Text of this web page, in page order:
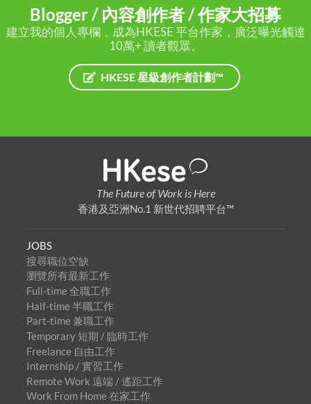
Blogger / 內容創作者 / 作家大招募
建立我的個人專欄，成為HKESE 平台作家，廣泛曝光觸達
10萬+ 讀者觀眾。
HKESE 星級創作者計劃™
The Future of Work is Here
香港及亞洲No.1 新世代招聘平台™
JOBS
搜尋職位空缺
瀏覽所有最新工作
Full-time 全職工作
Half-time 半職工作
Part-time 兼職工作
Temporary 短期 / 臨時工作
Freelance 自由工作
Internship / 實習工作
Remote Work 遠端 / 遙距工作
Work From Home 在家工作